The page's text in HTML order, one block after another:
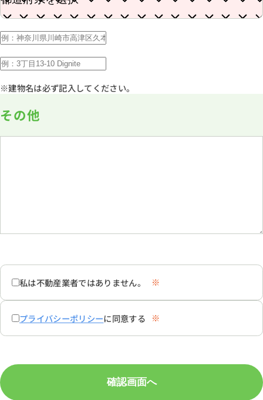
※建物名は必ず記入してください。
その他
私は不動産業者ではありません。 ※
プライバシーポリシーに同意する ※
確認画面へ